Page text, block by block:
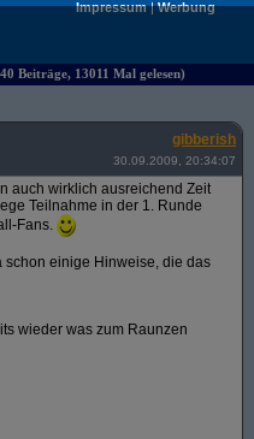
Impressum|Werbung
Beiträge, 13011 Mal gelesen)
gibberish
30.09.2009, 20:34:07
auch wirklich ausreichend Zeit
Teilnahme in der 1. Runde
Fans.
schon einige Hinweise, die das
wieder was zum Raunzen